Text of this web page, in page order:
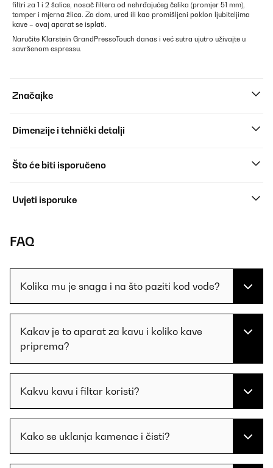
filtri za 1 i 2 šalice, nosač filtera od nehrđajućeg čelika (promjer 51 mm),
tamper i mjerna žlica. Za dom, ured ili kao promišljeni poklon ljubiteljima
kave – ovaj aparat se isplati.
Naručite Klarstein GrandPressoTouch danas i već sutra ujutro uživajte u
savršenom espressu.
Značajke
Dimenzije i tehnički detalji
Što će biti isporučeno
Uvjeti isporuke
FAQ
Kolika mu je snaga i na što paziti kod vode?
Kakav je to aparat za kavu i koliko kave
priprema?
Kakvu kavu i filtar koristi?
Kako se uklanja kamenac i čisti?